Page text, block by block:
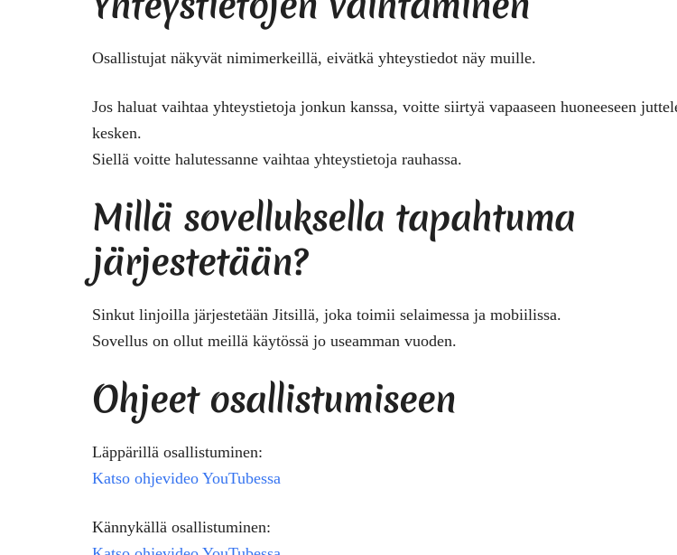
Osallistujat näkyvät nimimerkeillä, eivätkä yhteystiedot näy muille.
Jos haluat vaihtaa yhteystietoja jonkun kanssa, voitte siirtyä vapaaseen huoneeseen
kesken.
Siellä voitte halutessanne vaihtaa yhteystietoja rauhassa.
Millä sovelluksella tapahtuma
järjestetään?
Sinkut linjoilla järjestetään Jitsillä, joka toimii selaimessa ja mobiilissa.
Sovellus on ollut meillä käytössä jo useamman vuoden.
Ohjeet osallistumiseen
Läppärillä osallistuminen:
Katso ohjevideo YouTubessa
Kännykällä osallistuminen: